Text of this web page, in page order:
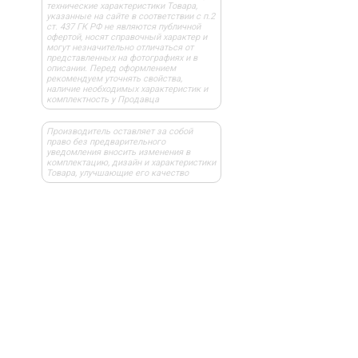
технические характеристики Товара,
указанные на сайте в соответствии с п.2
ст. 437 ГК РФ не являются публичной
офертой, носят справочный характер и
могут незначительно отличаться от
представленных на фотографиях и в
описании. Перед оформлением
рекомендуем уточнять свойства,
наличие необходимых характеристик и
комплектность у Продавца
Производитель оставляет за собой
право без предварительного
уведомления вносить изменения в
комплектацию, дизайн и характеристики
Товара, улучшающие его качество